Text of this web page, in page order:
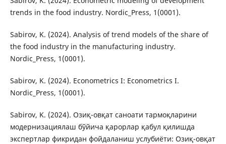
trends in the food industry. Nordic_Press, 1(0001).
Sabirov, K. (2024). Analysis of trend models of the share of
the food industry in the manufacturing industry.
Nordic_Press, 1(0001).
Sabirov, K. (2024). Econometrics I: Econometrics I.
Nordic_Press, 1(0001).
Sabirov, K. (2024). Озиқ-овқат саноати тармоқларини
модернизациялаш бўйича қарорлар қабул қилишда
экспертлар фикридан фойдаланиш услубиёти: Озиқ-овқат